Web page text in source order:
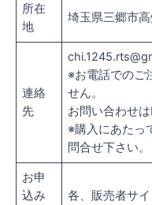
所在
地
埼玉県三郷市
連絡
先
※お電話でのご
せん。
お問い合わせ
※購入にあたっ
問合せ下さい。
お申
込み
各、販売者サ